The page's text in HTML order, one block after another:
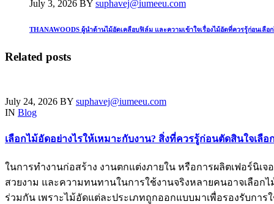
July 3, 2026 BY suphavej@iumeeu.com
THANAWOODS ผู้นำด้านไม้อัดเคลือบฟิล์ม และความเข้าใจเรื่องไม้อัดที่ควรรู้ก่อนเลือ
Related posts
July 24, 2026 BY suphavej@iumeeu.com
IN Blog
เลือกไม้อัดอย่างไรให้เหมาะกับงาน? สิ่งที่ควรรู้ก่อนตัดสินใจเลือ
ในการทำงานก่อสร้าง งานตกแต่งภายใน หรือการผลิตเฟอร์นิ
สวยงาม และความทนทานในการใช้งานจริงหลายคนอาจเลือก
ร่วมกัน เพราะไม้อัดแต่ละประเภทถูกออกแบบมาเพื่อรองรับการใ